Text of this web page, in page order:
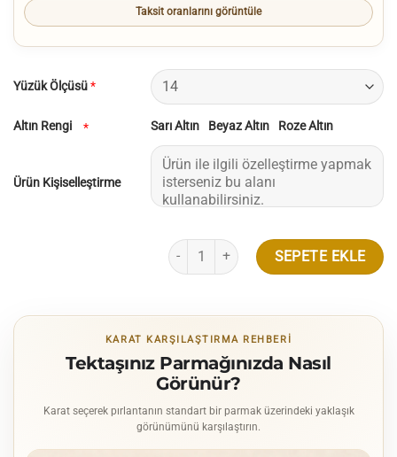
Taksit oranlarını görüntüle
Yüzük Ölçüsü*
Altın Rengi * Sarı Altın Beyaz Altın Roze Altın
Ürün Kişiselleştirme
Tiffany Model Altı Tırnak Tektaş Pırlanta
SEPETE EKLE
KARAT KARŞILAŞTIRMA REHBERI
Tektaşınız Parmağınızda Nasıl
Görünür?
Karat seçerek pırlantanın standart bir parmak üzerindeki yaklaşık
görünümünü karşılaştırın.